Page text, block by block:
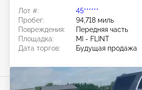
Лот #:
45******
Пробег:
94,718 миль
Повреждения:
Передняя часть
Площадка:
MI - FLINT
Дата торгов:
Будущая продажа